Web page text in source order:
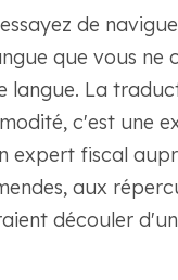
de
que vous ne
langue. La
c'est une
expert fiscal
aux
découler